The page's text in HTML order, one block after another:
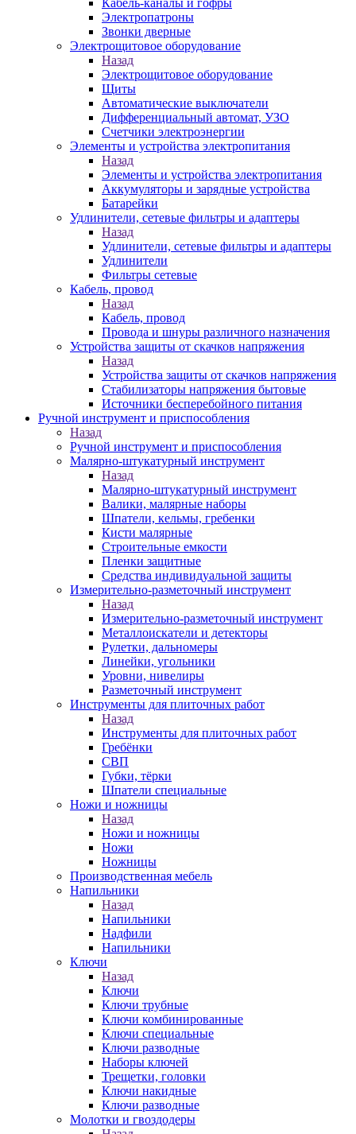
Кабель-каналы и гофры
Электропатроны
Звонки дверные
Электрощитовое оборудование
Назад
Электрощитовое оборудование
Щиты
Автоматические выключатели
Дифференциальный автомат, УЗО
Счетчики электроэнергии
Элементы и устройства электропитания
Назад
Элементы и устройства электропитания
Аккумуляторы и зарядные устройства
Батарейки
Удлинители, сетевые фильтры и адаптеры
Назад
Удлинители, сетевые фильтры и адаптеры
Удлинители
Фильтры сетевые
Кабель, провод
Назад
Кабель, провод
Провода и шнуры различного назначения
Устройства защиты от скачков напряжения
Назад
Устройства защиты от скачков напряжения
Стабилизаторы напряжения бытовые
Источники бесперебойного питания
Ручной инструмент и приспособления
Назад
Ручной инструмент и приспособления
Малярно-штукатурный инструмент
Назад
Малярно-штукатурный инструмент
Валики, малярные наборы
Шпатели, кельмы, гребенки
Кисти малярные
Строительные емкости
Пленки защитные
Средства индивидуальной защиты
Измерительно-разметочный инструмент
Назад
Измерительно-разметочный инструмент
Металлоискатели и детекторы
Рулетки, дальномеры
Линейки, угольники
Уровни, нивелиры
Разметочный инструмент
Инструменты для плиточных работ
Назад
Инструменты для плиточных работ
Гребёнки
СВП
Губки, тёрки
Шпатели специальные
Ножи и ножницы
Назад
Ножи и ножницы
Ножи
Ножницы
Производственная мебель
Напильники
Назад
Напильники
Надфили
Напильники
Ключи
Назад
Ключи
Ключи трубные
Ключи комбинированные
Ключи специальные
Ключи разводные
Наборы ключей
Трещетки, головки
Ключи накидные
Ключи разводные
Молотки и гвоздодеры